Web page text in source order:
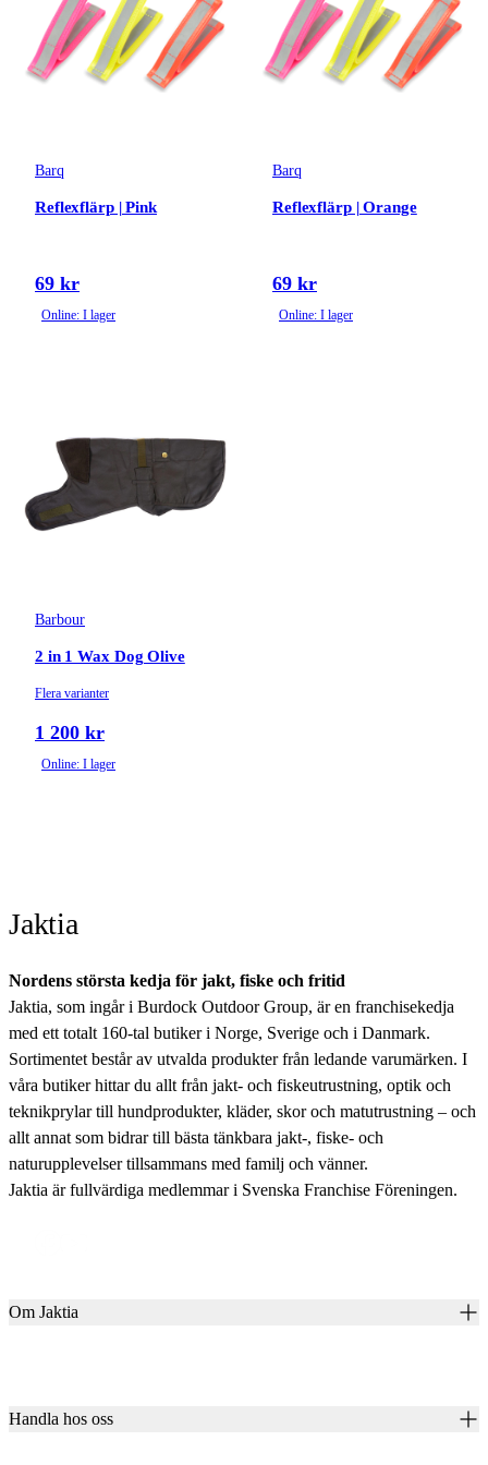
Barq
Reflexflärp | Pink
69 kr
Online: I lager
Barq
Reflexflärp | Orange
69 kr
Online: I lager
Barbour
2 in 1 Wax Dog Olive
Flera varianter
1 200 kr
Online: I lager
Jaktia
Nordens största kedja för jakt, fiske och fritid
Jaktia, som ingår i Burdock Outdoor Group, är en franchisekedja
med ett totalt 160-tal butiker i Norge, Sverige och i Danmark.
Sortimentet består av utvalda produkter från ledande varumärken. I
våra butiker hittar du allt från jakt- och fiskeutrustning, optik och
teknikprylar till hundprodukter, kläder, skor och matutrustning – och
allt annat som bidrar till bästa tänkbara jakt-, fiske- och
naturupplevelser tillsammans med familj och vänner.
Jaktia är fullvärdiga medlemmar i Svenska Franchise Föreningen.
Om Jaktia
Karriär
Handla hos oss